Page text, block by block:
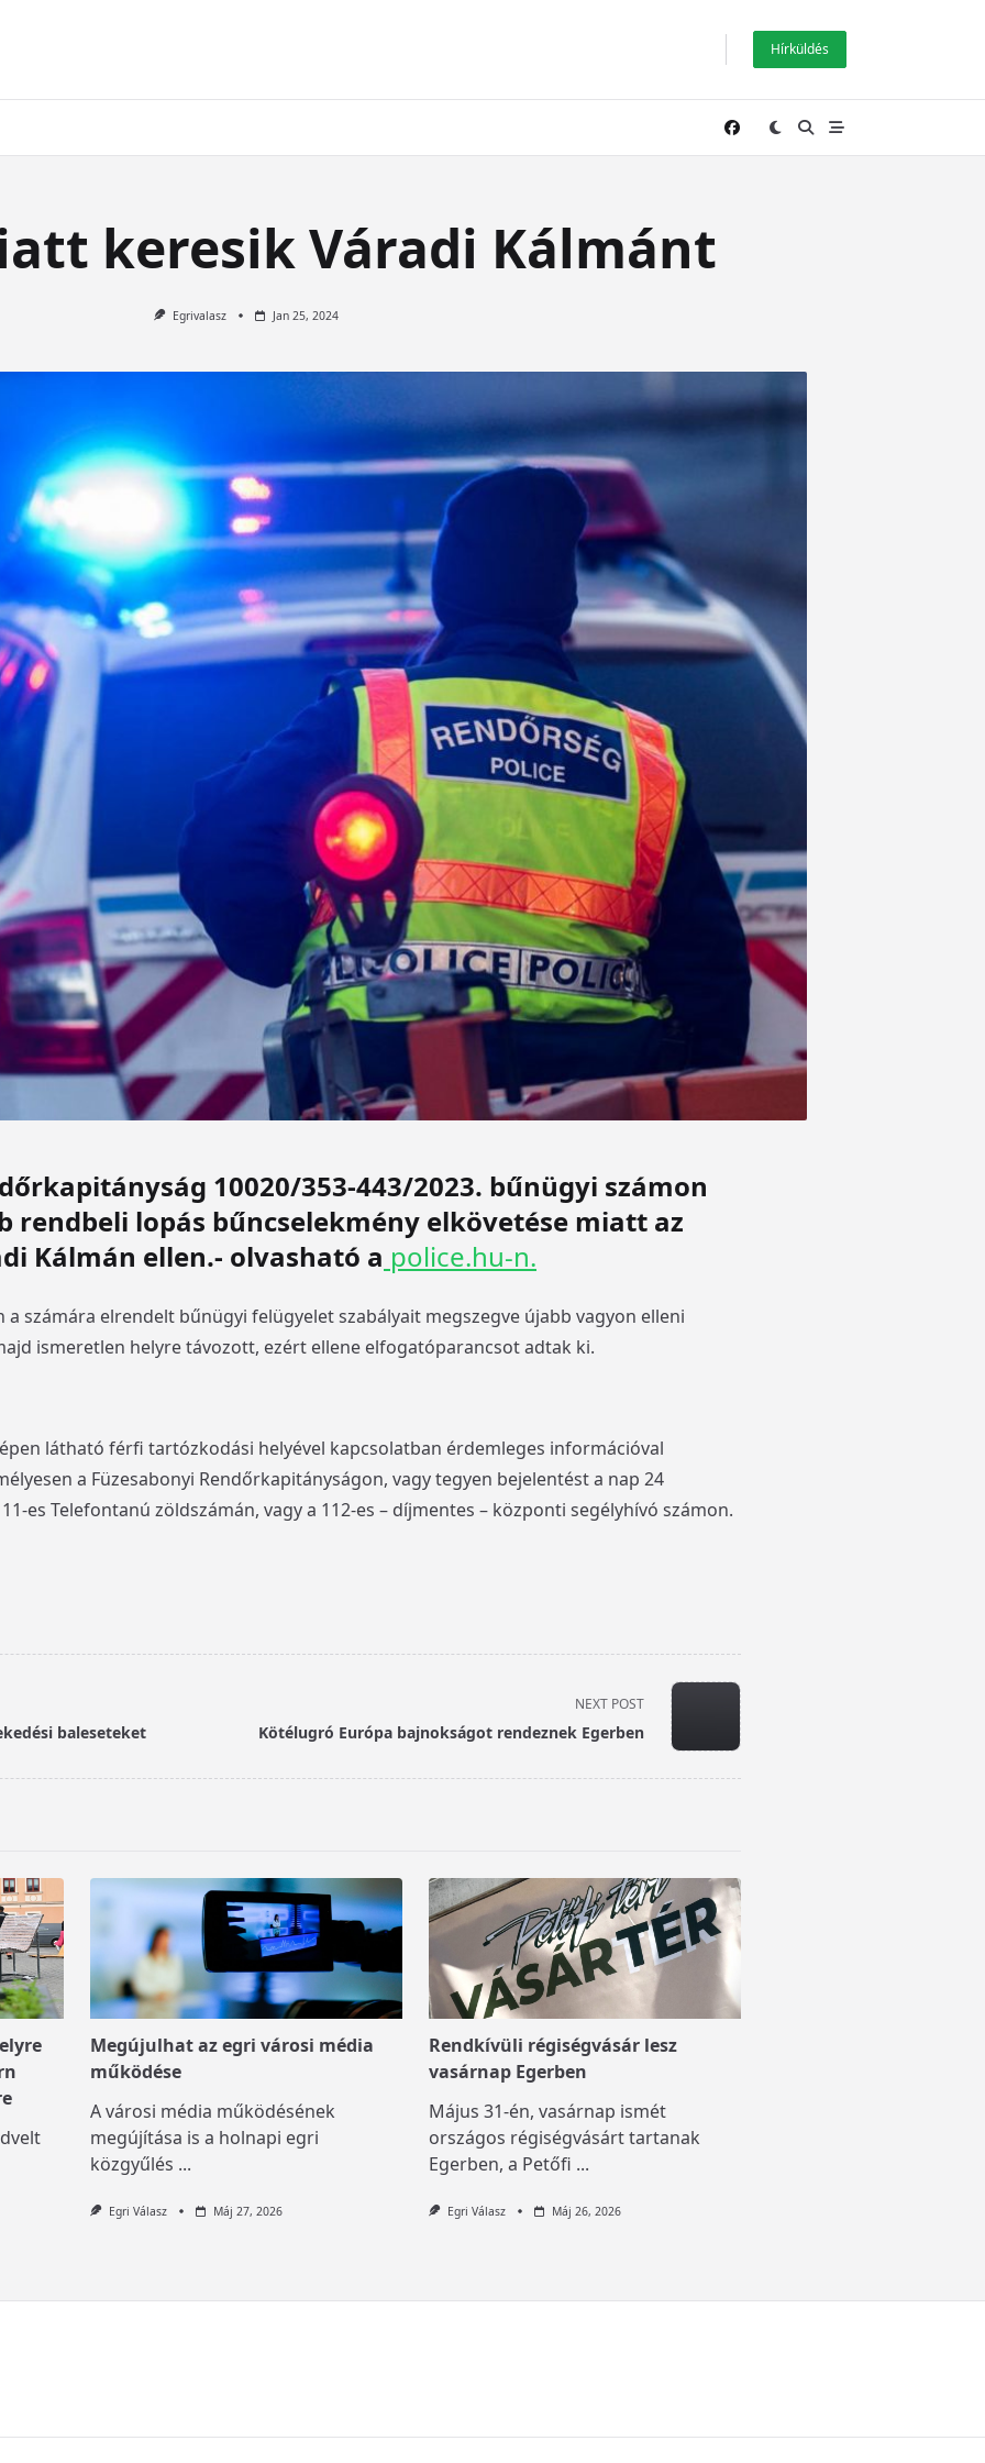
Hírküldés
keresik Váradi Kálmánt
Egrivalasz Jan 25, 2024
10020/353-443/2023. bűnügyi számon
rendbeli lopás bűncselekmény elkövetése miatt az
Kálmán ellen.- olvasható a police.hu-n.
a számára elrendelt bűnügyi felügyelet szabályait megszegve újabb vagyon elleni
ismeretlen helyre távozott, ezért ellene elfogatóparancsot adtak ki.
látható férfi tartózkodási helyével kapcsolatban érdemleges információval
a Füzesabonyi Rendőrkapitányságon, vagy tegyen bejelentést a nap 24
es Telefontanú zöldszámán, vagy a 112-es – díjmentes – központi segélyhívó számon.
baleseteket
NEXT POST
Kötélugró Európa bajnokságot rendeznek Egerben
Megújulhat az egri városi média
működése
A városi média működésének
megújítása is a holnapi egri
közgyűlés ...
Egri Válasz Máj 27, 2026
Rendkívüli régiségvásár lesz
vasárnap Egerben
Május 31-én, vasárnap ismét
országos régiségvásárt tartanak
Egerben, a Petőfi ...
Egri Válasz Máj 26, 2026